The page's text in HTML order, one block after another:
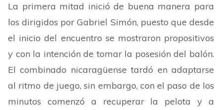
La primera mitad inició de buena manera para
los dirigidos por Gabriel Simón, puesto que desde
el inicio del encuentro se mostraron propositivos
y con la intención de tomar la posesión del balón.
El combinado nicaragüense tardó en adaptarse
al ritmo de juego, sin embargo, con el paso de los
minutos comenzó a recuperar la pelota y a